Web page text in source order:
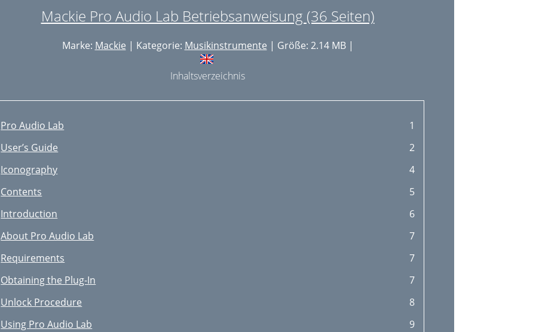
Mackie Pro Audio Lab Betriebsanweisung (36 Seiten)
Marke: Mackie | Kategorie: Musikinstrumente | Größe: 2.14 MB |
Inhaltsverzeichnis
Pro Audio Lab
1
User’s Guide
2
Iconography
4
Contents
5
Introduction
6
About Pro Audio Lab
7
Requirements
7
Obtaining the Plug-In
7
Unlock Procedure
8
Using Pro Audio Lab
9